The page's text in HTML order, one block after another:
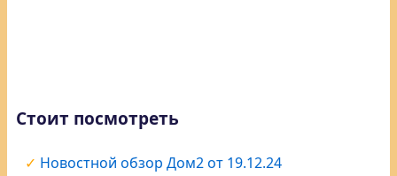
Стоит посмотреть
Новостной обзор Дом2 от 19.12.24